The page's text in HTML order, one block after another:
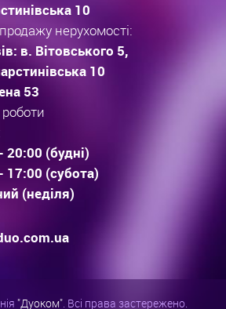
10
нерухомості:
в. Вітовського 5,
10
53
роботи
20:00 (будні)
17:00 (субота)
(неділя)
"Дуоком". Всі права застережено.